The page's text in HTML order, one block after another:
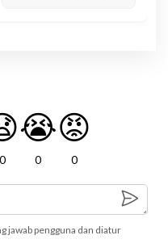
0
😭
0
😡
0
jawab pengguna dan diatur